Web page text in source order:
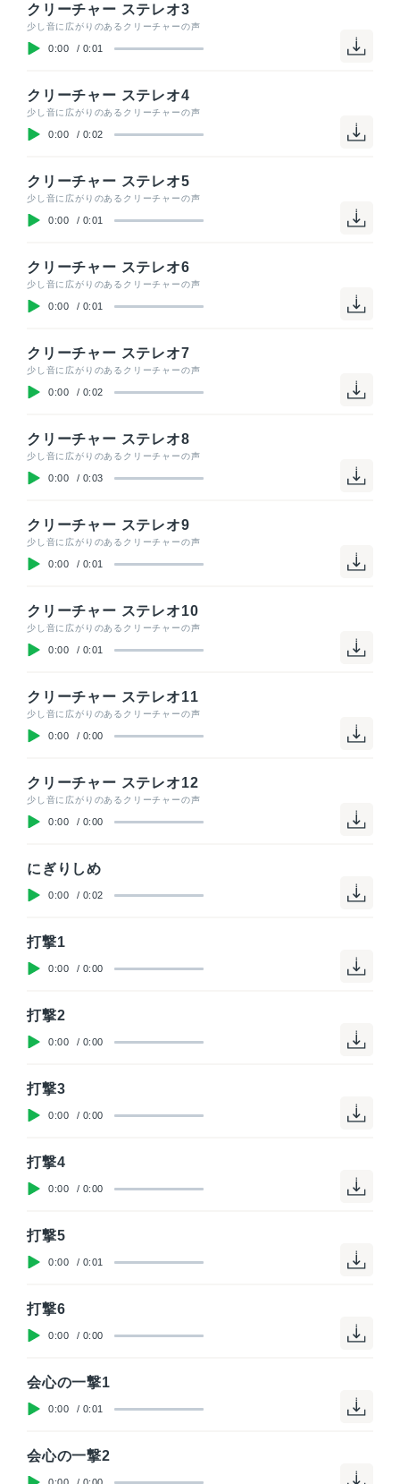
クリーチャー ステレオ3
少し音に広がりのあるクリーチャーの声
0:00 / 0:01
クリーチャー ステレオ4
少し音に広がりのあるクリーチャーの声
0:00 / 0:02
クリーチャー ステレオ5
少し音に広がりのあるクリーチャーの声
0:00 / 0:01
クリーチャー ステレオ6
少し音に広がりのあるクリーチャーの声
0:00 / 0:01
クリーチャー ステレオ7
少し音に広がりのあるクリーチャーの声
0:00 / 0:02
クリーチャー ステレオ8
少し音に広がりのあるクリーチャーの声
0:00 / 0:03
クリーチャー ステレオ9
少し音に広がりのあるクリーチャーの声
0:00 / 0:01
クリーチャー ステレオ10
少し音に広がりのあるクリーチャーの声
0:00 / 0:01
クリーチャー ステレオ11
少し音に広がりのあるクリーチャーの声
0:00 / 0:00
クリーチャー ステレオ12
少し音に広がりのあるクリーチャーの声
0:00 / 0:00
にぎりしめ
0:00 / 0:02
打撃1
0:00 / 0:00
打撃2
0:00 / 0:00
打撃3
0:00 / 0:00
打撃4
0:00 / 0:00
打撃5
0:00 / 0:01
打撃6
0:00 / 0:00
会心の一撃1
0:00 / 0:01
会心の一撃2